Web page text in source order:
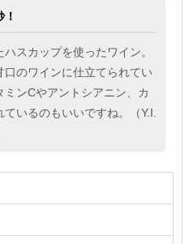
スカップを使ったワイン。
のワインに仕立てられてい
ンCやアントシアニン、カ
いるのもいいですね。（Y.I.